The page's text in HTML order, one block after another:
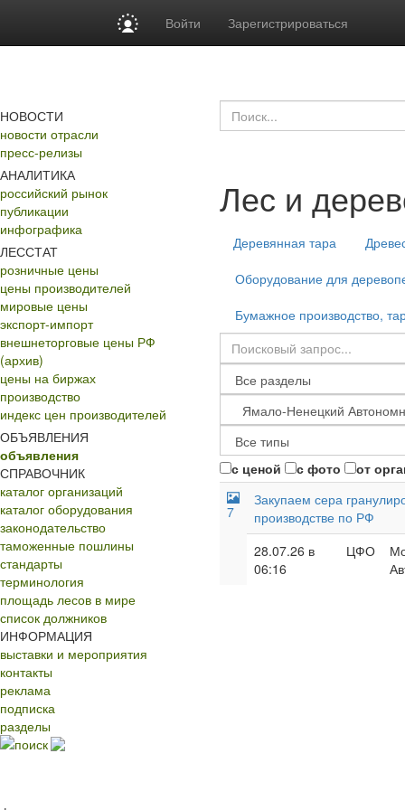
Войти Зарегистрироваться
НОВОСТИ
новости отрасли
пресс-релизы
АНАЛИТИКА
российский рынок
публикации
инфографика
ЛЕССТАТ
розничные цены
цены производителей
мировые цены
экспорт-импорт
внешнеторговые цены РФ
(архив)
цены на биржах
производство
индекс цен производителей
ОБЪЯВЛЕНИЯ
объявления
СПРАВОЧНИК
каталог организаций
каталог оборудования
законодательство
таможенные пошлины
стандарты
терминология
площадь лесов в мире
список должников
ИНФОРМАЦИЯ
выставки и мероприятия
контакты
реклама
подписка
разделы
поиск
Лес и
Деревянная тара
Оборудование для
Бумажное производство,
с ценой с фото от
7
Закупаем сера
производстве по РФ
28.07.26 в
06:16
ЦФО